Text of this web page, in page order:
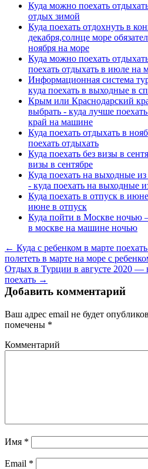
Куда можно поехать
отдых зимой
Куда поехать отдохнуть в
декабря,солнце море
ноября на море
Куда можно поехать
поехать отдыхать в июле на
Информационная система
куда поехать в выходные в
Крым или Краснодарский
выбрать - куда лучше
край на машине
Куда поехать отдыхать в
поехать отдыхать
Куда поехать без визы в
визы в сентябре
Куда поехать на выходные
- куда поехать на выходные
Куда поехать в отпуск в
июне в отпуск
Куда пойти в Москве ночью
в москве на машине ночью
← Куда с ребенком в марте
полететь в марте на море с
Отдых в Турции в августе 2020 —
поехать →
Добавить комментарий
Ваш адрес email не будет
помечены *
Комментарий
Имя *
Email *